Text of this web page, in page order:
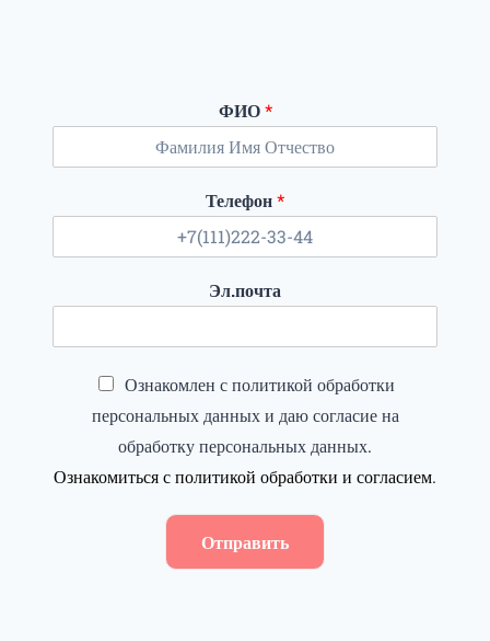
ФИО*
Телефон*
Эл.почта
Ознакомлен с политикой обработки
персональных данных и даю согласие на
обработку персональных данных.
Ознакомиться с политикой обработки и согласием.
Отправить